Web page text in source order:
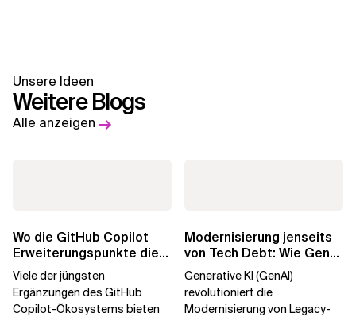
Unsere Ideen
Weitere Blogs
Alle anzeigen
Wo die GitHub Copilot
Erweiterungspunkte die
Governance brechen
Viele der jüngsten
Ergänzungen des GitHub
Copilot-Ökosystems bieten
Modernisierung jenseits
von Tech Debt: Wie GenAI
die
Generative KI (GenAI)
revolutioniert die
Modernisierung von Legacy-